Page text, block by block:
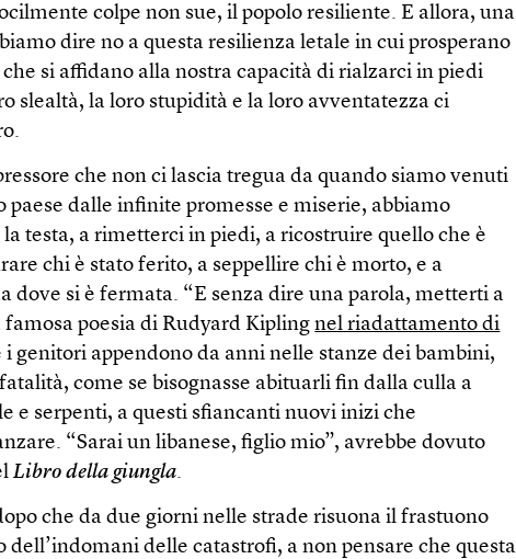
colpe non sue, il popolo resiliente. E allora, una
dire no a questa resilienza letale in cui prosperano
si affidano alla nostra capacità di rialzarci in piedi
slealtà, la loro stupidità e la loro avventatezza ci
che non ci lascia tregua da quando siamo venuti
paese dalle infinite promesse e miserie, abbiamo
testa, a rimetterci in piedi, a ricostruire quello che è
chi è stato ferito, a seppellire chi è morto, e a
dove si è fermata. “E senza dire una parola, metterti a
famosa poesia di Rudyard Kiplingnel riadattamento di
i genitori appendono da anni nelle stanze dei bambini,
come se bisognasse abituarli fin dalla culla a
e serpenti, a questi sfiancanti nuovi inizi che
“Sarai un libanese, figlio mio”, avrebbe dovuto
Libro della giungla.
che da due giorni nelle strade risuona il frastuono
dell’indomani delle catastrofi, a non pensare che questa